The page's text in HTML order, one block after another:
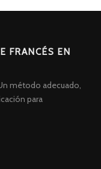
FRANCÉS EN
método adecuado,
para